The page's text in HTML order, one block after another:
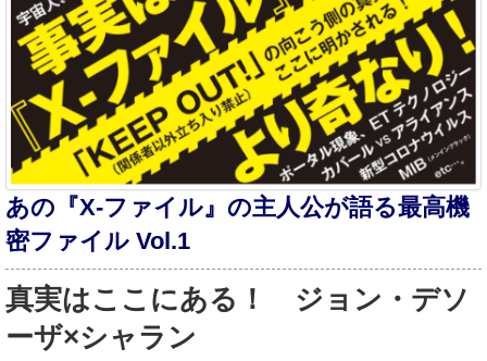
あの『X-ファイル』の主人公が語る最高機
密ファイル Vol.1
真実はここにある！ ジョン・デソ
ーザ×シャラン